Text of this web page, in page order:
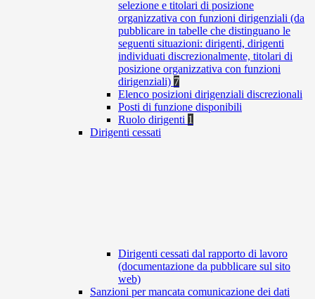
selezione e titolari di posizione
organizzativa con funzioni dirigenziali (da
pubblicare in tabelle che distinguano le
seguenti situazioni: dirigenti, dirigenti
individuati discrezionalmente, titolari di
posizione organizzativa con funzioni
dirigenziali) 7
Elenco posizioni dirigenziali discrezionali
Posti di funzione disponibili
Ruolo dirigenti 1
Dirigenti cessati
Dirigenti cessati dal rapporto di lavoro
(documentazione da pubblicare sul sito
web)
Sanzioni per mancata comunicazione dei dati